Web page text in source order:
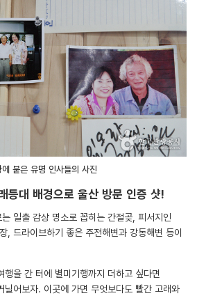
에 붙은 유명 인사들의 사진
등대 배경으로 울산 방문 인증 샷!
일출 감상 명소로 꼽히는 간절곶, 피서지인
, 드라이브하기 좋은 주전해변과 강동해변 등이
행을 간 터에 별미기행까지 더하고 싶다면
닐어보자. 이곳에 가면 무엇보다도 빨간 고래와